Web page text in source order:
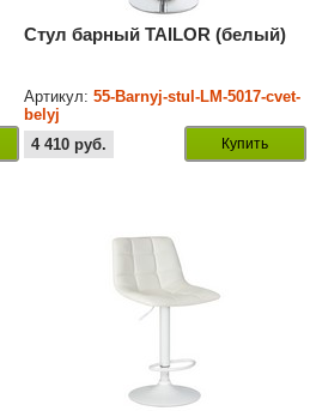
Стул барный TAILOR (белый)
Артикул:55-Barnyj-stul-LM-5017-cvet-
belyj
4 410 руб. Купить